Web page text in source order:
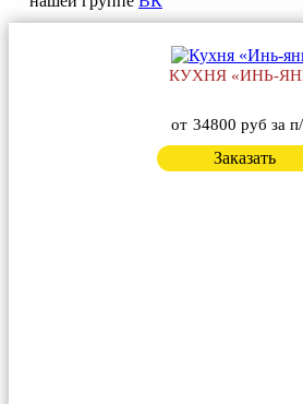
КУХНЯ «ИНЬ-
от 34800 руб за
Заказать